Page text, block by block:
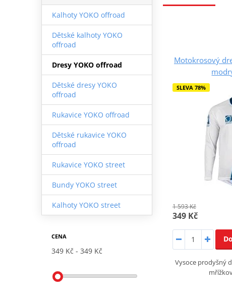
Kalhoty YOKO offroad
Dětské kalhoty YOKO
offroad
Dresy YOKO offroad
Dětské dresy YOKO
offroad
Rukavice YOKO offroad
Dětské rukavice YOKO
offroad
Rukavice YOKO street
Bundy YOKO street
Kalhoty YOKO street
CENA
349 Kč 349 Kč
Motokrosový
SLEVA 78%
1 593 Kč
349 Kč
Vysoce prodyšný